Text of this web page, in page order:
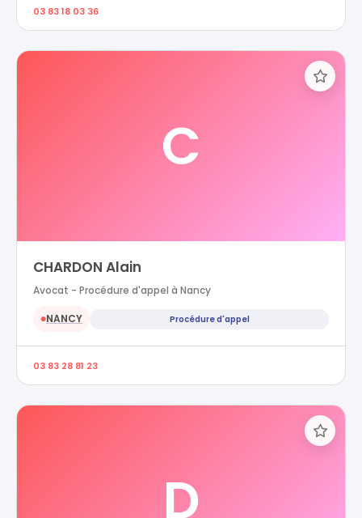
03 83 18 03 36
C
CHARDON Alain
Avocat - Procédure d'appel à Nancy
●NANCY Procédure d'appel
03 83 28 81 23
D